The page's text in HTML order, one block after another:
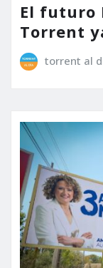
El futuro
Torrent
torrent al